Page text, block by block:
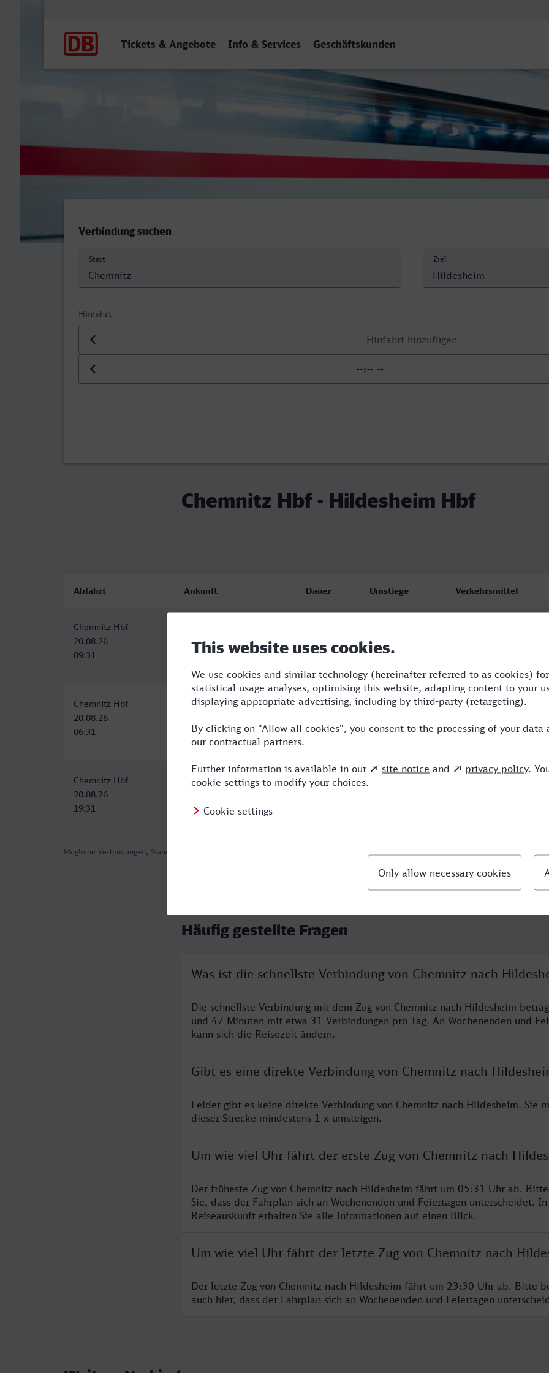
Tickets & Angebote Info & Services Geschäftskunden
Chemnitz Hbf - Hildesheim Hbf
Verbindung suchen
Start Ziel
Hinfahrt
Datum der Hinfahrt
Uhrzeit der Hinfahrt
Chemnitz Hbf - Hildesheim Hbf
Mögliche Verbindungen, Stand: 2026-08-06 02:25
Abfahrt Ankunft Dauer Umstiege Verkehrsmittel
Chemnitz Hbf
20.08.26
09:31
20.08.26
14:18
Chemnitz Hbf
20.08.26
06:31
Hildesheim Hbf
11:35
5:04 3 RE,ICE,MRB
Chemnitz Hbf
20.08.26
19:31
Hildesheim Hbf
05:14
9:43
Häufig gestellte Fragen
Was ist die schnellste Verbindung von Chemnitz nach
Die schnellste Verbindung mit dem Zug von Chemnitz nach Hildesheim
und 47 Minuten mit etwa 31 Verbindungen pro Tag. An Wochenenden und
kann sich die Reisezeit ändern.
Gibt es eine direkte Verbindung von Chemnitz nach
Leider gibt es keine direkte Verbindung von Chemnitz nach Hildesheim. Sie
dieser Strecke mindestens 1 x umsteigen.
Um wie viel Uhr fährt der erste Zug von Chemnitz nach
Der früheste Zug von Chemnitz nach Hildesheim fährt um 05:31 Uhr ab.
Sie, dass der Fahrplan sich an Wochenenden und Feiertagen unterscheidet.
Reiseauskunft erhalten Sie alle Informationen auf einen Blick.
Um wie viel Uhr fährt der letzte Zug von Chemnitz nach
Der letzte Zug von Chemnitz nach Hildesheim fährt um 23:30 Uhr ab. Bitte
auch hier, dass der Fahrplan sich an Wochenenden und Feiertagen